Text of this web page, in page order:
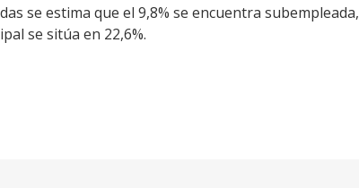
se estima que el 9,8% se encuentra subempleada,
se sitúa en 22,6%.